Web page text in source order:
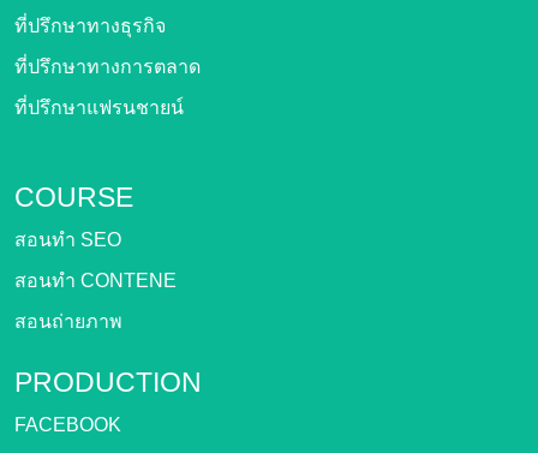
ที่ปรึกษาทางธุรกิจ
ที่ปรึกษาทางการตลาด
ที่ปรึกษาแฟรนชายน์
COURSE
สอนทำ SEO
สอนทำ CONTENE
สอนถ่ายภาพ
PRODUCTION
FACEBOOK